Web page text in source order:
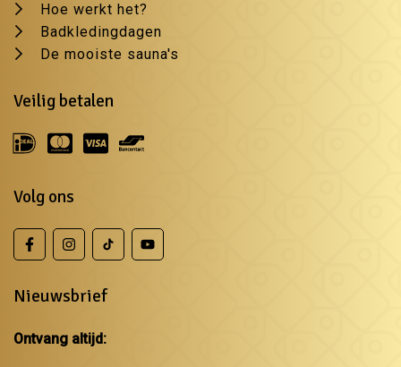
Hoe werkt het?
Badkledingdagen
De mooiste sauna's
Veilig betalen
Volg ons
Nieuwsbrief
Ontvang altijd: